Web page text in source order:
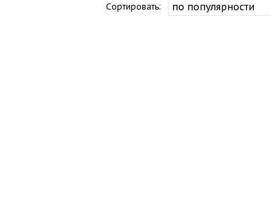
Сортировать: